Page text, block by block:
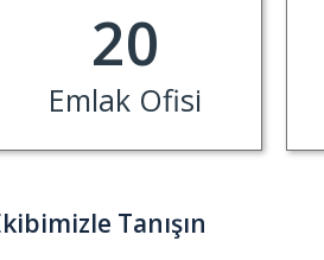
20
Emlak Ofisi
Tanışın